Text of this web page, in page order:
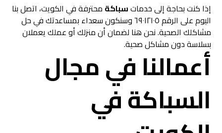
إذا كنت بحاجة إلى خدماتسباكة محترفة في الكويت، اتصل بنا
اليوم على الرقم ٦٩٠١٢١٠٥ وسنكون سعداء بمساعدتك في حل
مشاكلك الصحية. نحن هنا لضمان أن منزلك أو عملك يعملان
بسلاسة دون مشاكل صحية.
أعمالنا في مجال
السباكة في